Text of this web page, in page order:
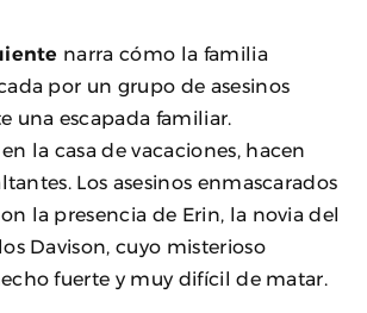
narra cómo la familia
por un grupo de asesinos
una escapada familiar.
la casa de vacaciones, hacen
Los asesinos enmascarados
la presencia de Erin, la novia del
Davison, cuyo misterioso
fuerte y muy difícil de matar.